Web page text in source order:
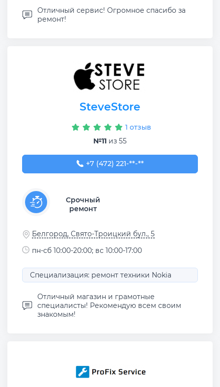
Отличный сервис! Огромное спасибо за
ремонт!
SteveStore
1 отзыв
№11 из 55
+7 (472) 221-92-16
+7 (472) 221-**-**
Срочный
ремонт
Белгород, Свято-Троицкий бул., 5
пн-сб 10:00-20:00; вс 10:00-17:00
Специализация: ремонт техники Nokia
Отличный магазин и грамотные
специалисты! Рекомендую всем своим
знакомым!